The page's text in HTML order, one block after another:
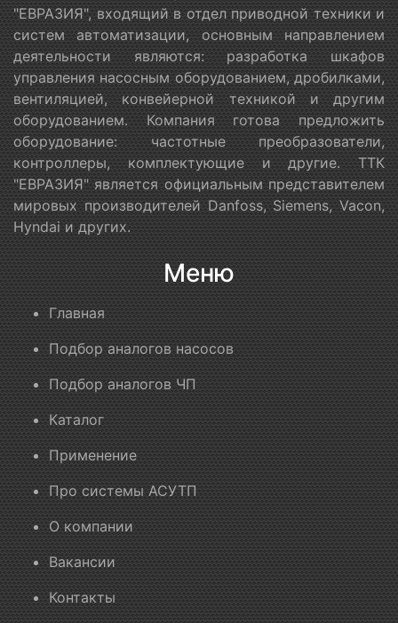
"ЕВРАЗИЯ", входящий в отдел приводной техники и
систем автоматизации, основным направлением
деятельности являются: разработка шкафов
управления насосным оборудованием, дробилками,
вентиляцией, конвейерной техникой и другим
оборудованием. Компания готова предложить
оборудование: частотные преобразователи,
контроллеры, комплектующие и другие. ТТК
"ЕВРАЗИЯ" является официальным представителем
мировых производителей Danfoss, Siemens, Vacon,
Hyndai и других.
Меню
Главная
Подбор аналогов насосов
Подбор аналогов ЧП
Каталог
Применение
Про системы АСУТП
О компании
Вакансии
Контакты